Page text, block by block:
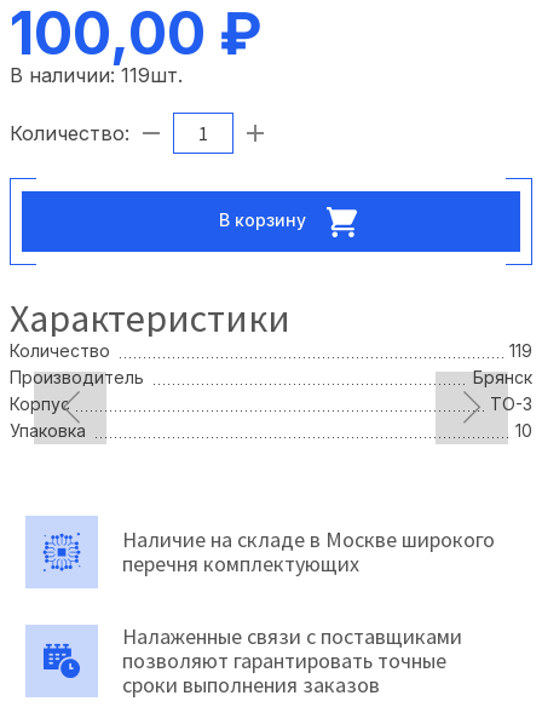
100,00 ₽
В наличии: 119шт.
Количество:
В корзину
Характеристики
Количество
119
Производитель
Брянск
Корпус
TO-3
Упаковка
10
Наличие на складе в Москве широкого
перечня комплектующих
Налаженные связи с поставщиками
позволяют гарантировать точные
сроки выполнения заказов